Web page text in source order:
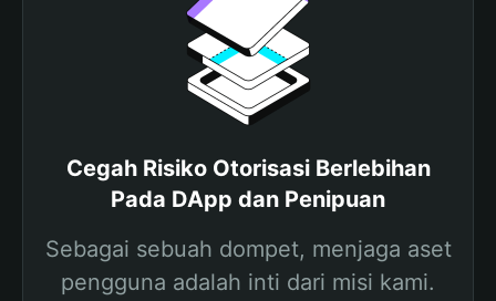
Cegah Risiko Otorisasi Berlebihan
Pada DApp dan Penipuan
Sebagai sebuah dompet, menjaga aset
pengguna adalah inti dari misi kami.